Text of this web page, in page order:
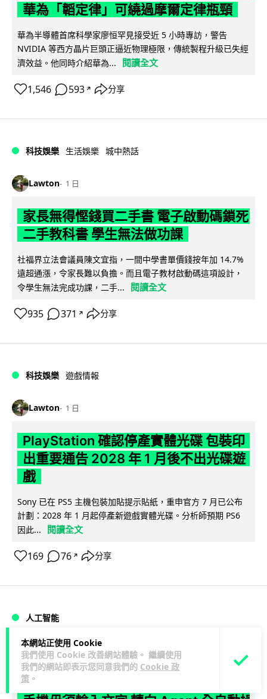
本網站正使用 Cookie
我們使用 Cookie 改善網站體驗。 繼續使用
我們的網站即表示您同意我們的 Cookie 政
策 。
華為「韜定律」可繞過摩爾定律瓶頸
華為半導體首席科學家廖恒罕見接受近 5 小時專訪，警告
NVIDIA 等西方晶片巨頭正逼近物理極限，傳統製程升級已失經
濟效益。他同時介紹華為...
閱讀全文
1,546 593 ↗ 分享
科技娛樂 生活娛樂 城中熱話
Lawton 1 日
家長無得慳錢買二手書 電子啟動碼鎖死
二手教科書 學生無法做功課
社福界立法會議員陳文宜指，一間中學書單價錢按年加 14.7%
遠超通漲，令家長難以負擔。而且電子教材啟動碼這項設計，
令學生無法完成功課，二手...
閱讀全文
935 371 ↗ 分享
科技娛樂 遊戲情報
Lawton 1 日
PlayStation 確認停產實體光碟 包裝印
出重要通告 2028 年 1 月後不出光碟遊
戲
Sony 已在 PS5 主機包裝加貼提示貼紙，重申官方 7 月已公布
計劃：2028 年 1 月起停產新遊戲實體光碟。分析師預期 PS6
因此...
閱讀全文
169 76 ↗ 分享
人工智能
Vin 1 日
Samsung 展示 Galaxy AI 新方向 未來